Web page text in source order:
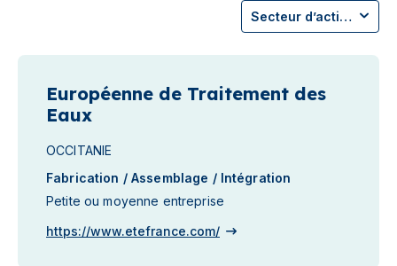
Secteur d’activité
Européenne de Traitement des
Eaux
OCCITANIE
Fabrication / Assemblage / Intégration
Petite ou moyenne entreprise
https://www.etefrance.com/